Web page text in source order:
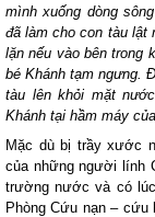
mình xuống dòng
đã làm cho con tàu lật
lặn nếu vào bên trong
bé Khánh tạm ngưng.
tàu lên khỏi mặt
Khánh tại hầm máy
Mặc dù bị trầy xước
của những người lính
trường nước và có
Phòng Cứu nạn – cứu